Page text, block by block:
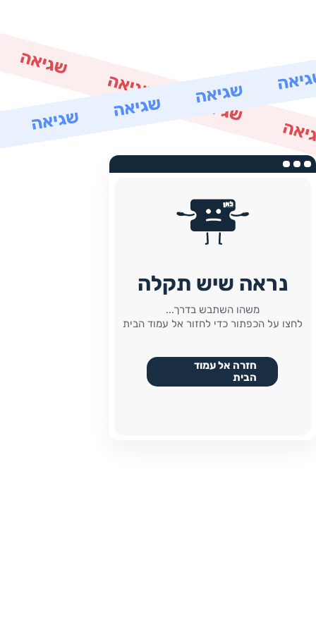
נראה שיש תקלה
משהו השתבש בדרך...
לחצו על הכפתור כדי לחזור אל עמוד הבית
חזרה אל עמוד
הבית